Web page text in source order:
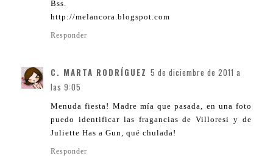
Bss.
http://melancora.blogspot.com
Responder
C. MARTA RODRÍGUEZ 5 de diciembre de 2011 a
las 9:05
Menuda fiesta! Madre mía que pasada, en una foto
puedo identificar las fragancias de Villoresi y de
Juliette Has a Gun, qué chulada!
Responder